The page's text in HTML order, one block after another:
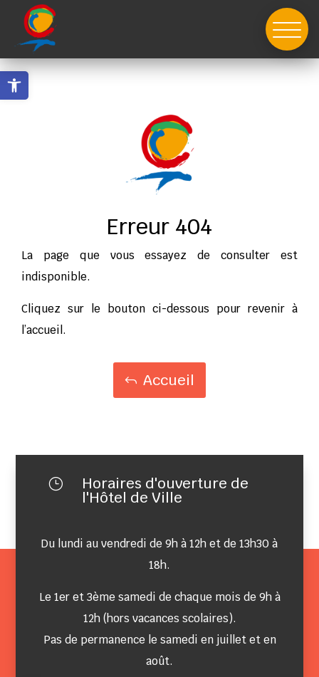
content
Ouvrir la barre d’outils
Erreur 404
La page que vous essayez de consulter est
indisponible.
Cliquez sur le bouton ci-dessous pour revenir à
l’accueil.
Accueil
} Horaires d'ouverture de
l'Hôtel de Ville
Du lundi au vendredi de 9h à 12h et de 13h30 à
18h.
Le 1er et 3ème samedi de chaque mois de 9h à
12h (hors vacances scolaires).
Pas de permanence le samedi en juillet et en
août.